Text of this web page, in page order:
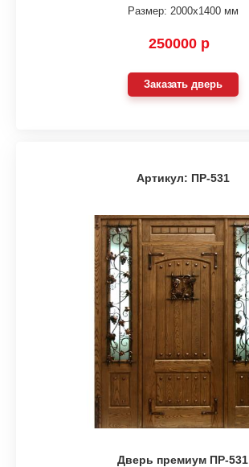
Размер: 2000х1400 мм
250000 р
Заказать дверь
Артикул: ПР-531
Дверь премиум ПР-531